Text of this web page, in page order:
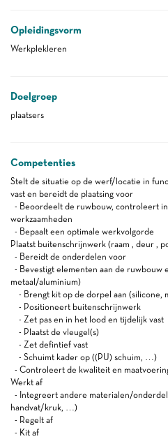
Opleidingsvorm
Werkplekleren
Doelgroep
plaatsers
Competenties
Stelt de situatie op de werf/locatie in
vast en bereidt de plaatsing voor
- Beoordeelt de ruwbouw, controleert
werkzaamheden
- Bepaalt een optimale werkvolgorde
Plaatst buitenschrijnwerk (raam , deur ,
- Bereidt de onderdelen voor
- Bevestigt elementen aan de ruwbouw
metaal/aluminium)
- Brengt kit op de dorpel aan (silicone,
- Positioneert buitenschrijnwerk
- Zet pas en in het lood en tijdelijk vast
- Plaatst de vleugel(s)
- Zet defintief vast
- Schuimt kader op ((PU) schuim, …)
- Controleert de kwaliteit en
Werkt af
- Integreert andere materialen/
handvat/kruk, …)
- Regelt af
- Kit af